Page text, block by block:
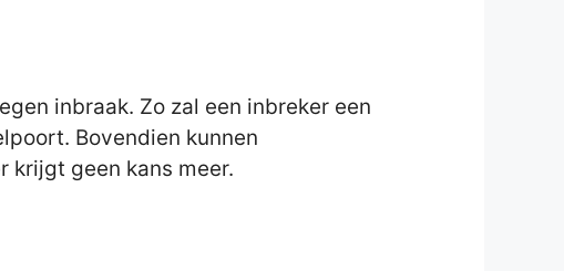
inbraak. Zo zal een inbreker een
Bovendien kunnen
krijgt geen kans meer.